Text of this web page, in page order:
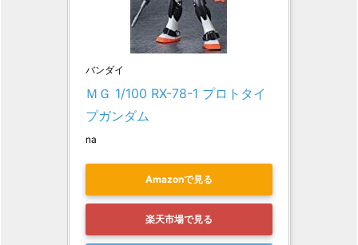
バンダイ
ＭＧ 1/100 RX-78-1 プロトタイ
プガンダム
na
Amazonで見る
楽天市場で見る